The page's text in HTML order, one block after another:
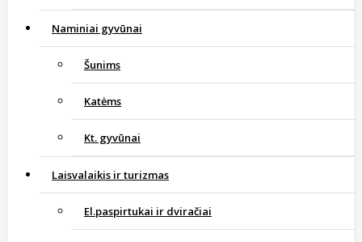
Naminiai gyvūnai
Šunims
Katėms
Kt. gyvūnai
Laisvalaikis ir turizmas
El.paspirtukai ir dviračiai